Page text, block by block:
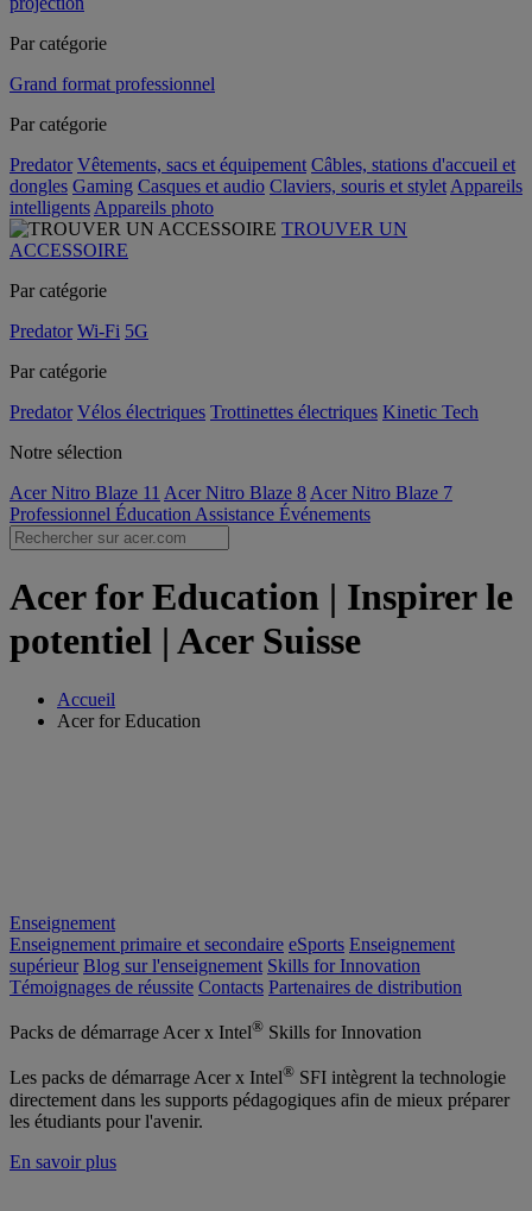
Par catégorie
Grand format professionnel
Par catégorie
Predator Vêtements, sacs et équipement Câbles, stations d'accueil et
dongles Gaming Casques et audio Claviers, souris et stylet Appareils
intelligents Appareils photo
TROUVER UN
ACCESSOIRE
Par catégorie
Predator Wi-Fi 5G
Par catégorie
Predator Vélos électriques Trottinettes électriques Kinetic Tech
Notre sélection
Acer Nitro Blaze 11 Acer Nitro Blaze 8 Acer Nitro Blaze 7
Professionnel Éducation Assistance Événements
Acer for Education | Inspirer le
potentiel | Acer Suisse
Accueil
Acer for Education
Enseignement
Enseignement primaire et secondaire eSports Enseignement
supérieur Blog sur l'enseignement Skills for Innovation
Témoignages de réussite Contacts Partenaires de distribution
Packs de démarrage Acer x Intel® Skills for Innovation
Les packs de démarrage Acer x Intel® SFI intègrent la technologie
directement dans les supports pédagogiques afin de mieux préparer
les étudiants pour l'avenir.
En savoir plus